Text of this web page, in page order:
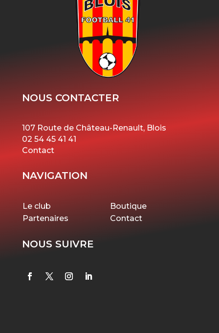
NOUS CONTACTER
107 Route de Château-Renault, Blois
02 54 45 41 41
Contact
NAVIGATION
Le club
Boutique
Partenaires
Contact
NOUS SUIVRE